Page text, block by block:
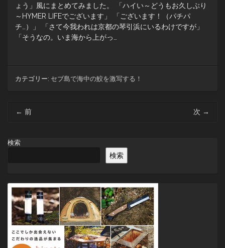
ょう」風にまとめてみました。 「ハイい～どうもお久しぶり
～HYMER LIFEでございます」 「ございます！（パチパ
チ…）」 「さて今我われは京都の琴引浜にいるわけですが」
「そうなの。いま海から上がっ…
カテゴリー: セブ島で海中の鮫を激写する！
ビ
ゲ
← 前 次 →
検索
検索